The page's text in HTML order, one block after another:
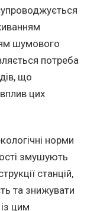
шумового
потреба
що
цих
норми
змушують
станцій,
та знижувати
цим